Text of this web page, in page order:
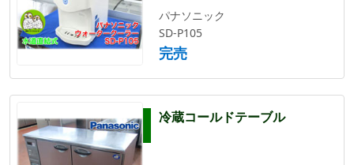
パナソニック
SD-P105
完売
冷蔵コールドテーブル